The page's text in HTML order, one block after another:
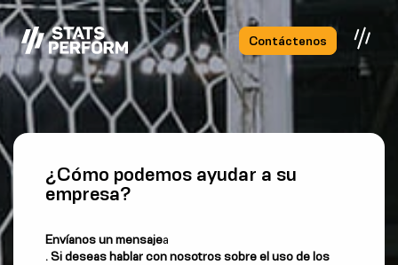
Saltar al contenido principal
Contáctenos
¿Cómo podemos ayudar a su
empresa?
Envíanos un mensajea
. Si deseas hablar con nosotros sobre el uso de los